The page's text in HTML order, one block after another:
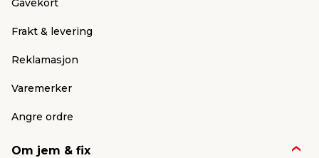
Gavekort
Frakt & levering
Reklamasjon
Varemerker
Angre ordre
Om jem & fix